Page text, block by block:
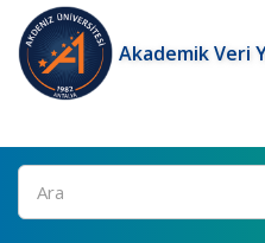
Akademik Veri
Ara